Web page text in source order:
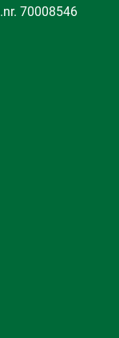
70008546